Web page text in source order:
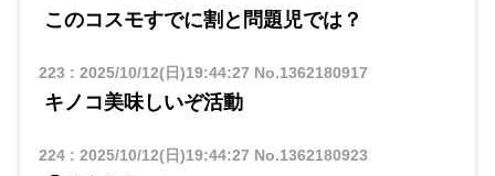
このコスモすでに割と問題児では？
223 : 2025/10/12(日)19:44:27 No.1362180917
キノコ美味しいぞ活動
224: 2025/10/12(日)19:44:27 No.1362180923